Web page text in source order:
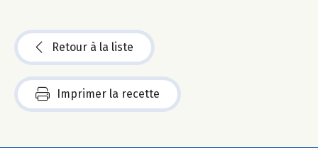
Retour à la liste
Imprimer la recette